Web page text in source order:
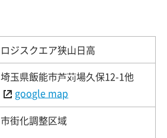
ロジスクエア狭山日高
埼玉県飯能市芦苅場久保12-1他
google map
市街化調整区域